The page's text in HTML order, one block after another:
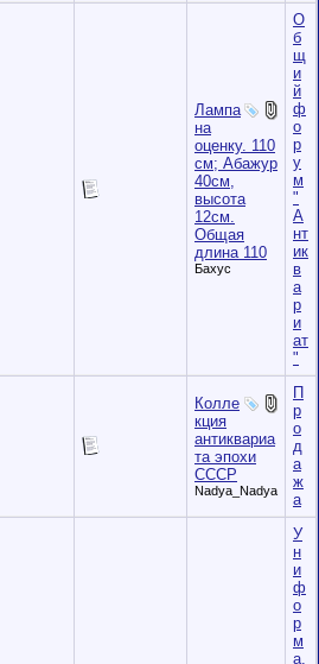
Лампа
на
оценку. 110
см; Абажур
40см,
высота
12см.
Общая
длина 110
Бахус
О
б
щ
и
й
ф
о
р
у
м
"
А
нт
ик
в
а
р
и
ат
"
Колле
кция
антиквариа
та эпохи
СССР
Nadya_Nadya
П
р
о
д
а
ж
а
У
н
и
ф
о
р
м
а,